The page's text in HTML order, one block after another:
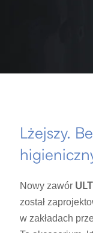
Lżejszy.
Nowy zawór
został
w zakładach